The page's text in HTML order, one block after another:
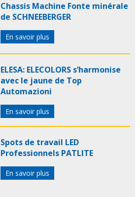
Chassis Machine Fonte minérale
de SCHNEEBERGER
En savoir plus
ELESA: ELECOLORS s’harmonise
avec le jaune de Top
Automazioni
En savoir plus
Spots de travail LED
Professionnels PATLITE
En savoir plus